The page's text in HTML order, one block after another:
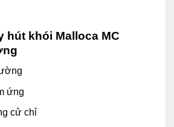
hút khói Malloca MC
ứng
cử chỉ